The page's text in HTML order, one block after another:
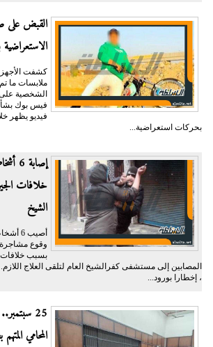
القبض على
كشفت الأجهزة
ملابسات ما
الشخصية
فيس بوك
فيديو يظهر
بحركات استعراضية...
خلافات
الشيخ
أصيب
وقوع مشاجرة
بسبب خلافات
المصابين إلى مستشفى كفرالشيخ العام لتلقى العلاج
، إخطارا بورود...
25
المحامي